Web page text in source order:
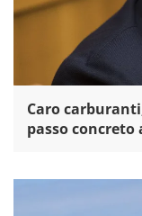
Caro
passo concreto